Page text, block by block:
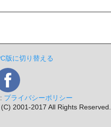
版に切り替える
: プライバシーポリシー
2001-2017 All Rights Reserved.